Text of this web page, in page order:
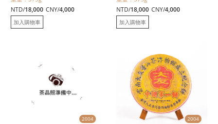
NTD/18,000 CNY/4,000
加入購物車
NTD/18,000 CNY/4,000
加入購物車
2004 2004